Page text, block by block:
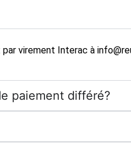
virement Interac à
paiement différé?